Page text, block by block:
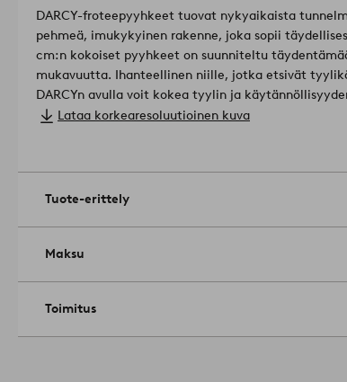
DARCY-froteepyyhkeet tuovat nykyaikaista
pehmeä, imukykyinen rakenne, joka sopii
cm:n kokoiset pyyhkeet on suunniteltu
mukavuutta. Ihanteellinen niille, jotka etsivät
DARCYn avulla voit kokea tyylin ja
trendikkään sisustuksen ystäville.
Määrä pakkauksessa: 2.
Paino: 450 g/m².
Lataa korkearesoluutioinen kuva
Tuote-erittely
Maksu
Toimitus